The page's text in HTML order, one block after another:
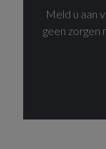
Meld u aan
geen zorgen